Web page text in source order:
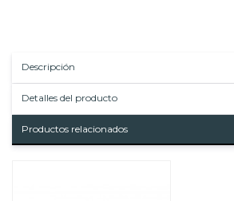
Descripción
Detalles del producto
Productos relacionados